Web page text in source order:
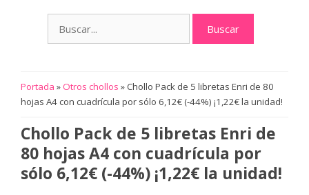
Portada » Otros chollos » Chollo Pack de 5 libretas Enri de 80
hojas A4 con cuadrícula por sólo 6,12€ (-44%) ¡1,22€ la unidad!
Chollo Pack de 5 libretas Enri de
80 hojas A4 con cuadrícula por
sólo 6,12€ (-44%) ¡1,22€ la unidad!